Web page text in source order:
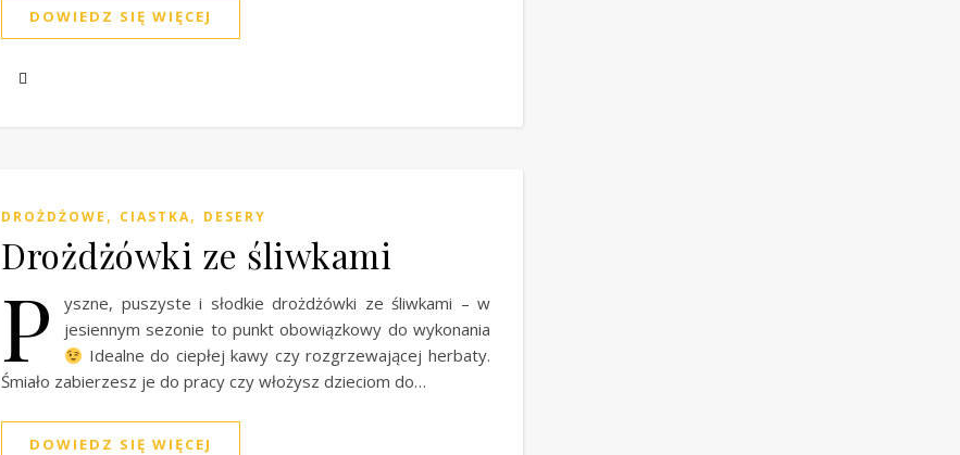
DOWIEDZ SIĘ WIĘCEJ
DROŻDŻOWE , CIASTKA, DESERY
Drożdżówki ze śliwkami
P
yszne, puszyste i słodkie drożdżówki ze śliwkami – w
jesiennym sezonie to punkt obowiązkowy do wykonania
Idealne do ciepłej kawy czy rozgrzewającej herbaty.
Śmiało zabierzesz je do pracy czy włożysz dzieciom do…
DOWIEDZ SIĘ WIĘCEJ